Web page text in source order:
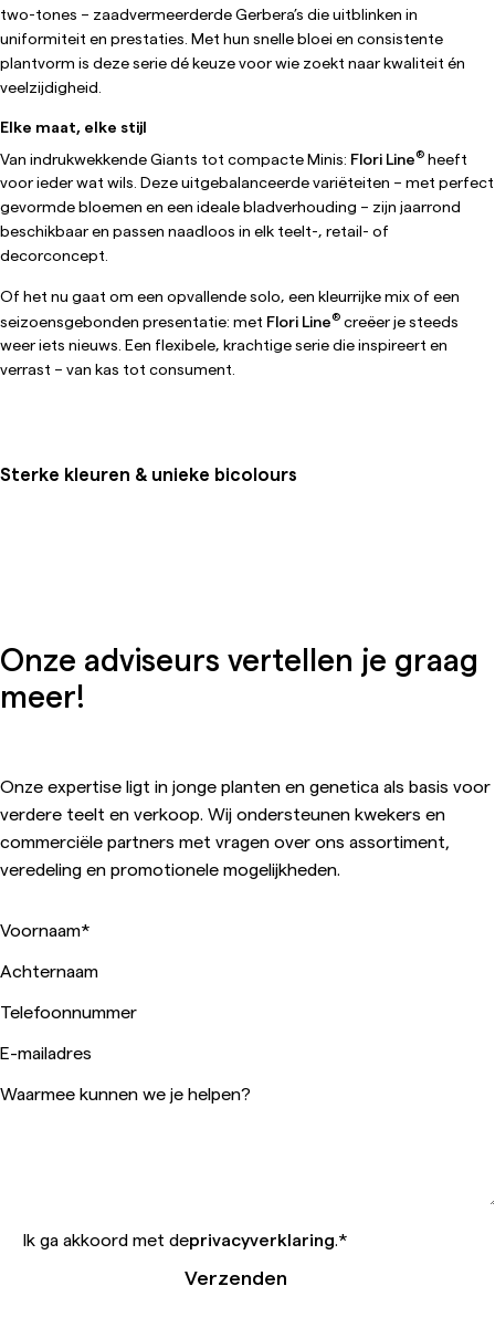
two-tones – zaadvermeerderde Gerbera’s die uitblinken in
uniformiteit en prestaties. Met hun snelle bloei en consistente
plantvorm is deze serie dé keuze voor wie zoekt naar kwaliteit én
veelzijdigheid.
Elke maat, elke stijl
Van indrukwekkende Giants tot compacte Minis: Flori Line® heeft
voor ieder wat wils. Deze uitgebalanceerde variëteiten – met perfect
gevormde bloemen en een ideale bladverhouding – zijn jaarrond
beschikbaar en passen naadloos in elk teelt-, retail- of
decorconcept.
Of het nu gaat om een opvallende solo, een kleurrijke mix of een
seizoensgebonden presentatie: met Flori Line® creëer je steeds
weer iets nieuws. Een flexibele, krachtige serie die inspireert en
verrast – van kas tot consument.
Sterke kleuren & unieke bicolours
Onze adviseurs vertellen je graag
meer!
Onze expertise ligt in jonge planten en genetica als basis voor
verdere teelt en verkoop. Wij ondersteunen kwekers en
commerciële partners met vragen over ons assortiment,
veredeling en promotionele mogelijkheden.
Voornaam*
Achternaam
Telefoonnummer
E-mailadres
Waarmee kunnen we je helpen?
Ik ga akkoord met deprivacyverklaring *
Verzenden